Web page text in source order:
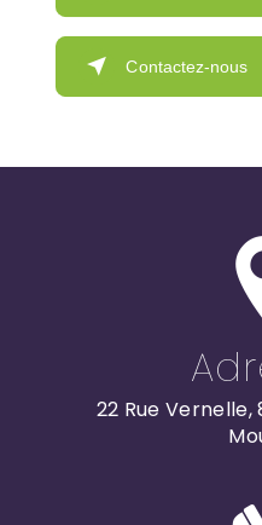
Contactez-nous
22 Rue Vernelle,